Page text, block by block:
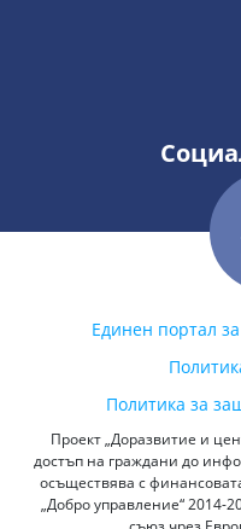
Единен портал
Политика за
Проект „Доразвитие и
достъп на граждани до
осъществява с
„Добро управление“ 2014-